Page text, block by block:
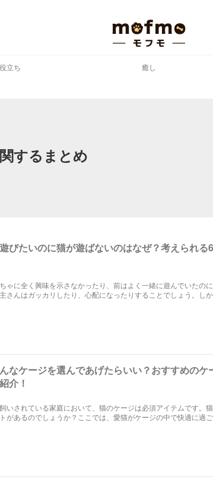
立ち 癒し
するまとめ
びたいのに猫が遊ばないのはなぜ？考えられる
ゃに全く興味を示さなかったり、前はよく一緒に遊んでいたの
さんはガッカリしたり、心配になったりすることでしょう。し
なケージを選んであげたらいい？おすすめのケ
介！
いされている家庭において、猫のケージは必須アイテムです。
があるのでしょうか？ここでは、愛猫がケージの中で快適に過